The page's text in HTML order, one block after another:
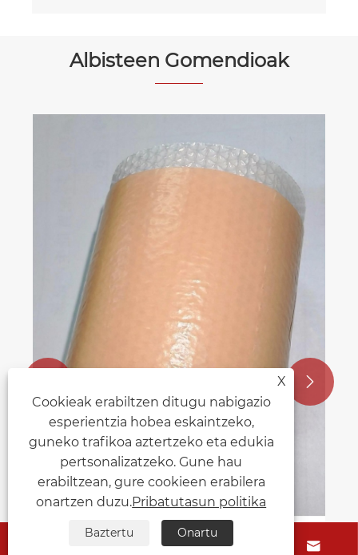
Albisteen Gomendioak
Nola hobetu Orbain hipertrofikoak

 
X
Cookieak erabiltzen ditugu nabigazio
esperientzia hobea eskaintzeko,
guneko trafikoa aztertzeko eta edukia
pertsonalizatzeko. Gune hau
erabiltzean, gure cookieen erabilera
onartzen duzu.Pribatutasun politika
Baztertu Onartu